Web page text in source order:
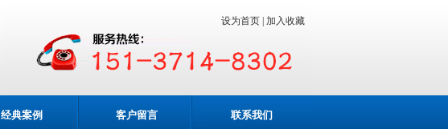
设为首页 | 加入收藏
经典案例 客户留言 联系我们